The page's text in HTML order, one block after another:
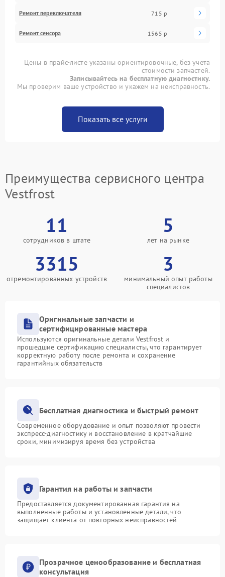
Ремонт переключателя 715 р
Ремонт сенсора 1565 р
Цены в прайс-листе указаны ориентировочные, без учета
стоимости запчастей.
Записывайтесь на бесплатную диагностику.
Мы проверим ваше устройство и укажем на неисправность.
Показать все услуги
Преимущества сервисного центра
Vestfrost
11
сотрудников в штате
5
лет на рынке
3315
отремонтированных устройств
3
минимальный опыт работы
специалистов
Оригинальные запчасти и
сертифицированные мастера
Используются оригинальные детали Vestfrost и
прошедшие сертификацию специалисты, что гарантирует
корректную работу после ремонта и сохранение
гарантийных обязательств
Бесплатная диагностика и быстрый ремонт
Современное оборудование и опыт позволяют провести
экспресс-диагностику и восстановление в кратчайшие
сроки, минимизируя время без устройства
Гарантия на работы и запчасти
Предоставляется документированная гарантия на
выполненные работы и установленные детали, что
защищает клиента от повторных неисправностей
Прозрачное ценообразование и бесплатная
консультация